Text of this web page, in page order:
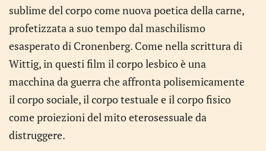
sublime del corpo come nuova poetica della carne,
profetizzata a suo tempo dal maschilismo
esasperato di Cronenberg. Come nella scrittura di
Wittig, in questi film il corpo lesbico è una
macchina da guerra che affronta polisemicamente
il corpo sociale, il corpo testuale e il corpo fisico
come proiezioni del mito eterosessuale da
distruggere.